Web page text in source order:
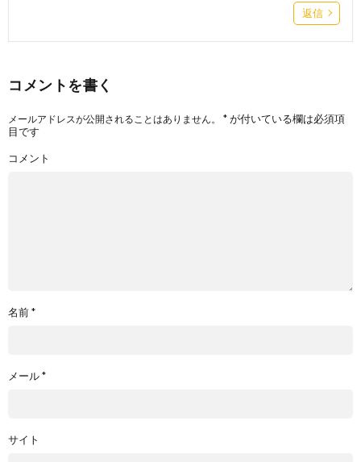
返信
コメントを書く
メールアドレスが公開されることはありません。 *が付いている欄は必須項
目です
コメント
名前*
メール*
サイト